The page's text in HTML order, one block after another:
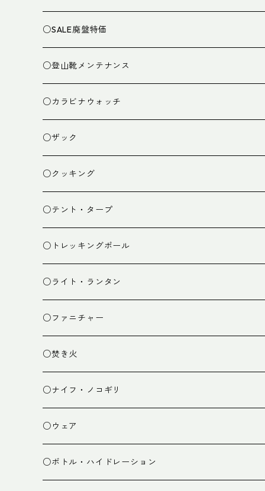
○SALE廃盤特価
○登山靴メンテナンス
○カラビナウォッチ
○ザック
ザック
スタッフバッグ
ザック小物
○クッキング
クッカー
バーナー
カトラリー
クッキング小物
○テント・タープ
テント
タープ
ペグ・ハンマー・小物
○トレッキングポール
○ライト・ランタン
ライト
ランタン
○ファニチャー
テーブル
チェア
○焚き火
焚き火台
焚き火小物
○ナイフ・ノコギリ
○ウェア
ミドルレイヤー
○ボトル・ハイドレーション